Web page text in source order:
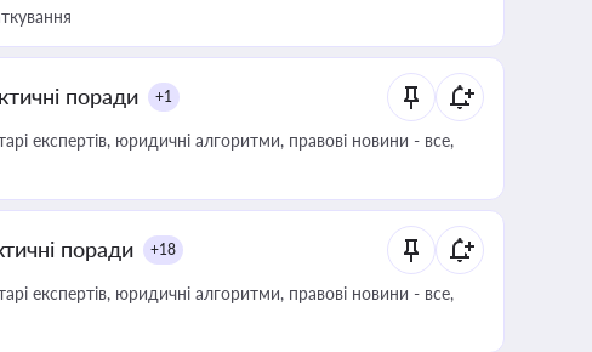
поради +1
експертів, юридичні алгоритми, правові новини - все,
поради +18
експертів, юридичні алгоритми, правові новини - все,